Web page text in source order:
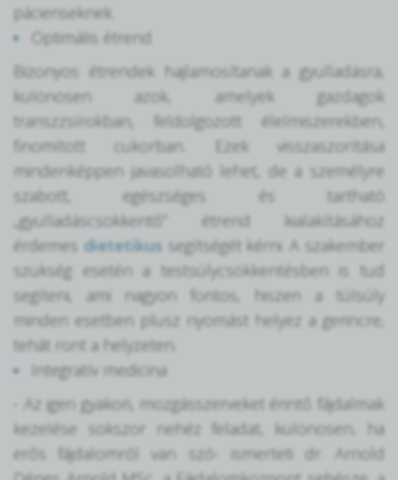
pácienseknek.
Optimális étrend
Bizonyos étrendek hajlamosítanak a gyulladásra,
különösen azok, amelyek gazdagok
transzzsírokban, feldolgozott élelmiszerekben,
finomított cukorban. Ezek visszaszorítása
mindenképpen javasolható lehet, de a személyre
szabott, egészséges és tartható
„gyulladáscsökkentő” étrend kialakításához
érdemes dietetikus segítségét kérni. A szakember
szükség esetén a testsúlycsökkentésben is tud
segíteni, ami nagyon fontos, hiszen a túlsúly
minden esetben plusz nyomást helyez a gerincre,
tehát ront a helyzeten.
Integratív medicina
- Az igen gyakori, mozgásszerveket érintő fájdalmak
kezelése sokszor nehéz feladat, különösen, ha
erős fájdalomról van szó- ismerteti dr. Arnold